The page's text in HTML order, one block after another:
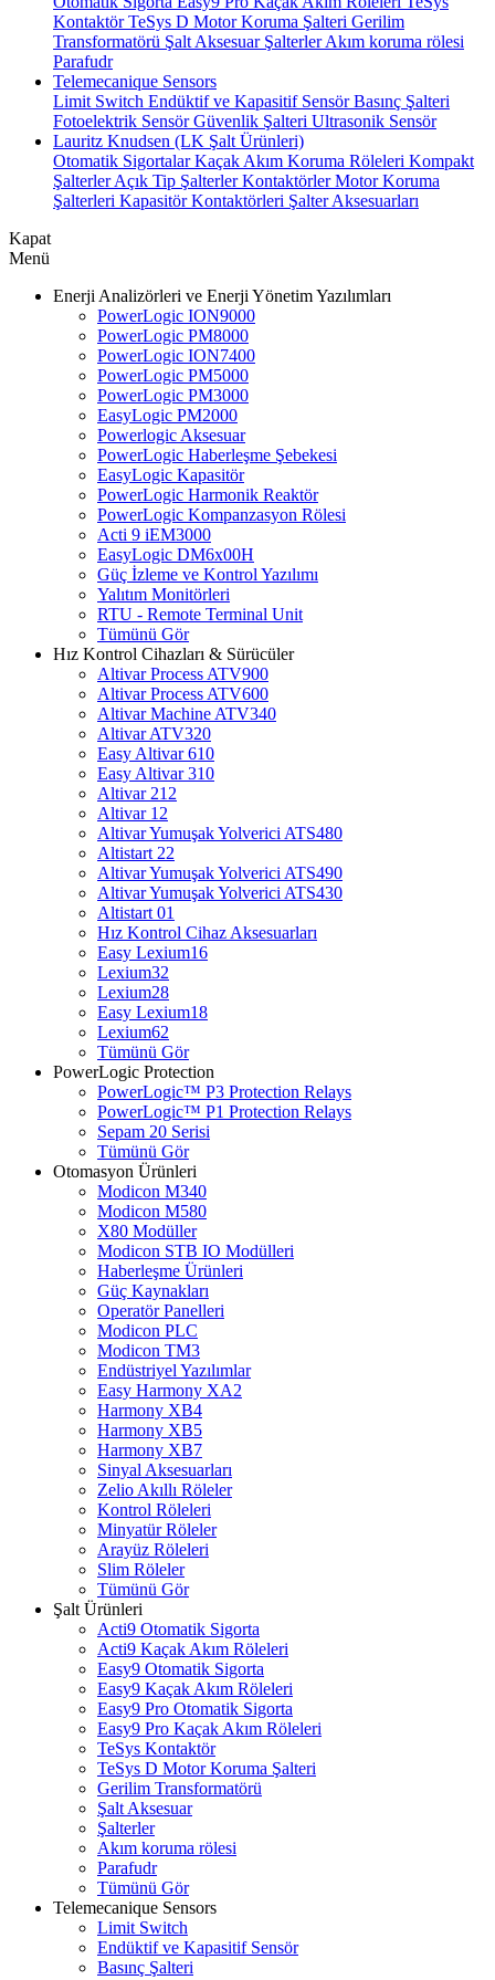
KontaktörTeSys D Motor Koruma Şalteri Gerilim
Transformatörü Şalt Aksesuar ŞalterlerAkım koruma rölesi
Parafudr
Telemecanique Sensors
Limit Switch Endüktif ve Kapasitif SensörBasınç Şalteri
Fotoelektrik SensörGüvenlik Şalteri Ultrasonik Sensör
Lauritz Knudsen (LK Şalt Ürünleri)
Otomatik SigortalarKaçak Akım Koruma Röleleri Kompakt
ŞalterlerAçık Tip ŞalterlerKontaktörlerMotor Koruma
Şalterleri Kapasitör Kontaktörleri Şalter Aksesuarları
Kapat
Menü
Enerji Analizörleri ve Enerji Yönetim Yazılımları
PowerLogic ION9000
PowerLogic PM8000
PowerLogic ION7400
PowerLogic PM5000
PowerLogic PM3000
EasyLogic PM2000
Powerlogic Aksesuar
PowerLogic Haberleşme Şebekesi
EasyLogic Kapasitör
PowerLogic Harmonik Reaktör
PowerLogic Kompanzasyon Rölesi
Acti 9 iEM3000
EasyLogic DM6x00H
Güç İzleme ve Kontrol Yazılımı
Yalıtım Monitörleri
RTU - Remote Terminal Unit
Tümünü Gör
Hız Kontrol Cihazları & Sürücüler
Altivar Process ATV900
Altivar Process ATV600
Altivar Machine ATV340
Altivar ATV320
Easy Altivar 610
Easy Altivar 310
Altivar 212
Altivar 12
Altivar Yumuşak Yolverici ATS480
Altistart 22
Altivar Yumuşak Yolverici ATS490
Altivar Yumuşak Yolverici ATS430
Altistart 01
Hız Kontrol Cihaz Aksesuarları
Easy Lexium16
Lexium32
Lexium28
Easy Lexium18
Lexium62
Tümünü Gör
PowerLogic Protection
PowerLogic™ P3 Protection Relays
PowerLogic™ P1 Protection Relays​
Sepam 20 Serisi
Tümünü Gör
Otomasyon Ürünleri
Modicon M340
Modicon M580
X80 Modüller
Modicon STB IO Modülleri
Haberleşme Ürünleri
Güç Kaynakları
Operatör Panelleri
Modicon PLC
Modicon TM3
Endüstriyel Yazılımlar
Easy Harmony XA2
Harmony XB4
Harmony XB5
Harmony XB7
Sinyal Aksesuarları
Zelio Akıllı Röleler
Kontrol Röleleri
Minyatür Röleler
Arayüz Röleleri
Slim Röleler
Tümünü Gör
Şalt Ürünleri
Acti9 Otomatik Sigorta
Acti9 Kaçak Akım Röleleri
Easy9 Otomatik Sigorta
Easy9 Kaçak Akım Röleleri
Easy9 Pro Otomatik Sigorta
Easy9 Pro Kaçak Akım Röleleri
TeSys Kontaktör
TeSys D Motor Koruma Şalteri
Gerilim Transformatörü
Şalt Aksesuar
Şalterler
Akım koruma rölesi
Parafudr
Tümünü Gör
Telemecanique Sensors
Limit Switch
Endüktif ve Kapasitif Sensör
Basınç Şalteri